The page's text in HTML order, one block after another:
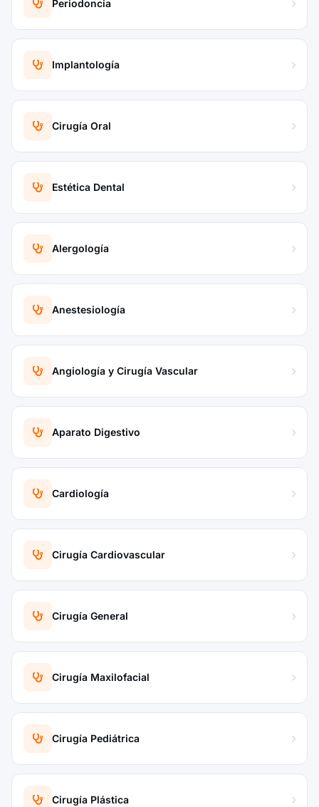
Periodoncia
Implantología
Cirugía Oral
Estética Dental
Alergología
Anestesiología
Angiología y Cirugía Vascular
Aparato Digestivo
Cardiología
Cirugía Cardiovascular
Cirugía General
Cirugía Maxilofacial
Cirugía Pediátrica
Cirugía Plástica